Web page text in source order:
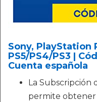
Sony, PlayStation
PS5/PS4/PS3 |
Cuenta española
La Subscripción
permite obtener